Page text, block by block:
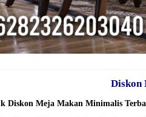
Diskon
Diskon Meja Makan Minimalis